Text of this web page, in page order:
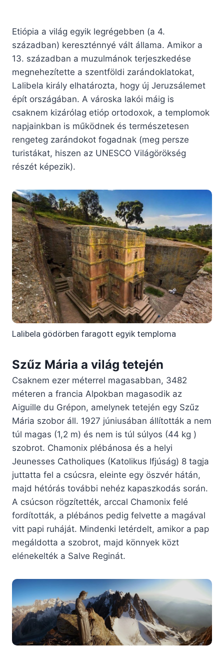
Etiópia a világ egyik legrégebben (a 4.
században) kereszténnyé vált állama. Amikor a
13. században a muzulmánok terjeszkedése
megnehezítette a szentföldi zarándoklatokat,
Lalibela király elhatározta, hogy új Jeruzsálemet
épít országában. A városka lakói máig is
csaknem kizárólag etióp ortodoxok, a templomok
napjainkban is működnek és természetesen
rengeteg zarándokot fogadnak (meg persze
turistákat, hiszen az UNESCO Világörökség
részét képezik).
Lalibela gödörben faragott egyik temploma
Szűz Mária a világ tetején
Csaknem ezer méterrel magasabban, 3482
méteren a francia Alpokban magasodik az
Aiguille du Grépon, amelynek tetején egy Szűz
Mária szobor áll. 1927 júniusában állították a nem
túl magas (1,2 m) és nem is túl súlyos (44 kg )
szobrot. Chamonix plébánosa és a helyi
Jeunesses Catholiques (Katolikus Ifjúság) 8 tagja
juttatta fel a csúcsra, eleinte egy öszvér hátán,
majd hétórás további nehéz kapaszkodás során.
A csúcson rögzítették, arccal Chamonix felé
fordították, a plébános pedig felvette a magával
vitt papi ruháját. Mindenki letérdelt, amikor a pap
megáldotta a szobrot, majd könnyek közt
elénekelték a Salve Reginát.